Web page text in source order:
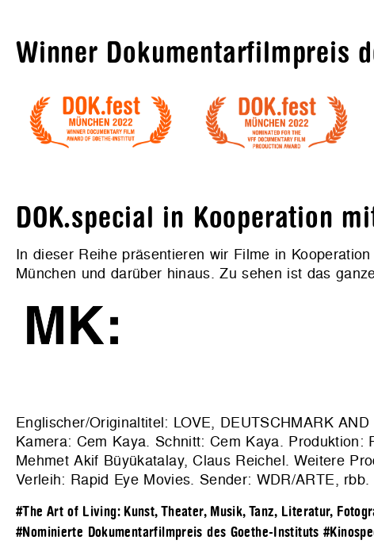
Winner Dokumentarfilmpreis
DOK.special in Kooperation
In dieser Reihe präsentieren wir Filme in
München und darüber hinaus. Zu sehen ist das
Englischer/Originaltitel: LOVE, DEUTSCHMARK
Kamera: Cem Kaya. Schnitt: Cem Kaya. Produktion:
Mehmet Akif Büyükatalay, Claus Reichel. Weitere
Verleih: Rapid Eye Movies. Sender: WDR/ARTE, rbb.
#The Art of Living: Kunst, Theater, Musik, Tanz, Literatur,
#Nominierte Dokumentarfilmpreis des Goethe-Instituts